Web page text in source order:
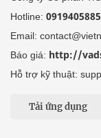
Hotline:
Email:
Báo giá: http://
Hỗ trợ kỹ thuật:
Tải ứng dụng